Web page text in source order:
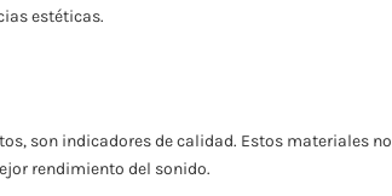
estéticas.
son indicadores de calidad. Estos materiales no
rendimiento del sonido.